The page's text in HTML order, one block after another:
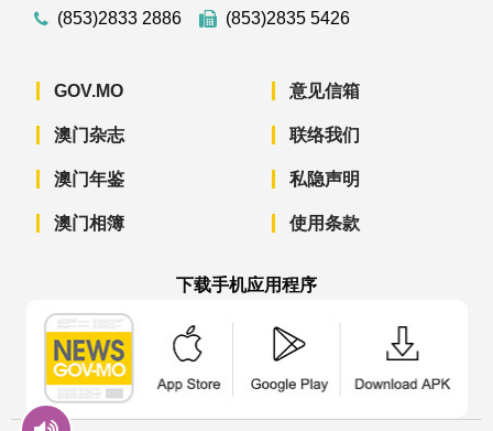
(853)2833 2886
(853)2835 5426
GOV.MO
澳门杂志
澳门年鉴
澳门相簿
意见信箱
联络我们
私隐声明
使用条款
下载手机应用程序